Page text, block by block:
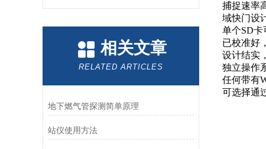
相关文章
RELATED ARTICLES
地下燃气管探测简单原理
站仪使用方法
捕捉速率
域快门设
单个SD卡
已校准好
设计结实
独立操作
任何带有
可选择通